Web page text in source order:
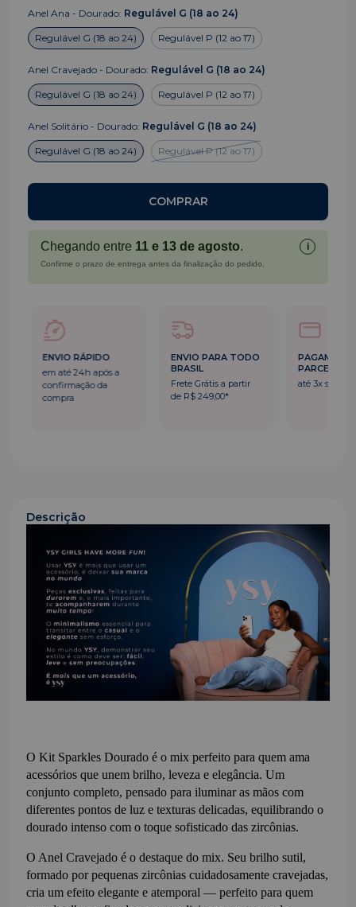
Anel Ana - Dourado: Regulável G (18 ao 24)
Regulável G (18 ao 24) Regulável P (12 ao 17)
Anel Cravejado - Dourado: Regulável G (18 ao 24)
Regulável G (18 ao 24) Regulável P (12 ao 17)
Anel Solitário - Dourado: Regulável G (18 ao 24)
Regulável G (18 ao 24) Regulável P (12 ao 17)
Chegando entre 11 e 13 de agosto. i
Confirme o prazo de entrega antes da finalização do pedido.
ENVIO RÁPIDO
em até 24h após a
confirmação da
compra
ENVIO PARA TODO
BRASIL
Frete Grátis a partir
de R$ 249,00*
PARCELADO
até 3x sem
Descrição
O Kit Sparkles Dourado é o mix perfeito para quem ama
acessórios que unem brilho, leveza e elegância. Um
conjunto completo, pensado para iluminar as mãos com
diferentes pontos de luz e texturas delicadas, equilibrando o
dourado intenso com o toque sofisticado das zircônias.
O Anel Cravejado é o destaque do mix. Seu brilho sutil,
formado por pequenas zircônias cuidadosamente cravejadas,
cria um efeito elegante e atemporal — perfeito para quem